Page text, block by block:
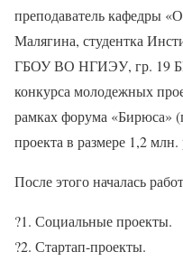
преподаватель кафедры
Малягина, студентка
ГБОУ ВО НГИЭУ, гр. 19
конкурса молодежных
рамках форума «Бирюса»
проекта в размере 1,2 млн.
После этого началась
?1. Социальные проекты.
?2. Стартап-проекты.